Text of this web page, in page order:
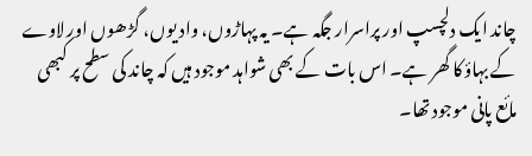
چاند ایک دلچسپ اور پراسرار جگہ ہے۔ یہ پہاڑوں، وادیوں، گڑھوں اور لاوے
کے بہاؤ کا گھر ہے۔ اس بات کے بھی شواہد موجود ہیں کہ چاند کی سطح پر کبھی
مائع پانی موجود تھا۔